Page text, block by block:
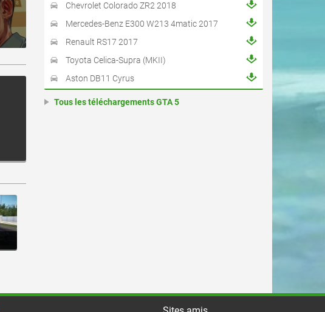
Chevrolet Colorado ZR2 2018
Mercedes-Benz E300 W213 4matic 2017
Renault RS17 2017
Toyota Celica-Supra (MKII)
Aston DB11 Cyrus
Tous les téléchargements GTA 5